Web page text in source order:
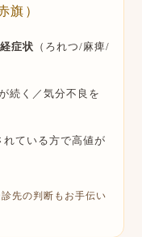
旗）
症状 （ろれつ/麻痺/
続く／気分不良を
ている方で高値が
先の判断もお手伝い